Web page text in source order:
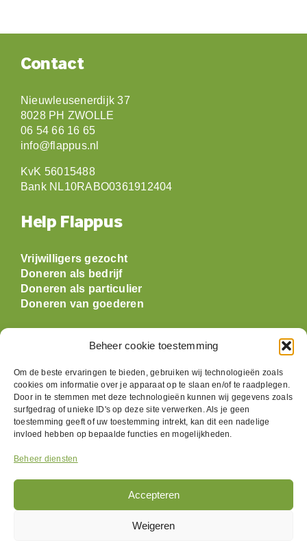
Beheer cookie toestemming
Om de beste ervaringen te bieden, gebruiken wij technologieën zoals
cookies om informatie over je apparaat op te slaan en/of te raadplegen.
Door in te stemmen met deze technologieën kunnen wij gegevens zoals
surfgedrag of unieke ID's op deze site verwerken. Als je geen
toestemming geeft of uw toestemming intrekt, kan dit een nadelige
invloed hebben op bepaalde functies en mogelijkheden.
Beheer diensten
Accepteren
Weigeren
Contact
Nieuwleusenerdijk 37
8028 PH ZWOLLE
06 54 66 16 65
info@flappus.nl
KvK 56015488
Bank NL10RABO0361912404
Help Flappus
Vrijwilligers gezocht
Doneren als bedrijf
Doneren als particulier
Doneren van goederen
Openingstijden
Maandag: gesloten
Dinsdag:09:30 t/m 17:00
Woensdag:09:30 t/m 17:00
Donderdag:09:30 t/m 17:00
Vrijdag:09:30 t/m 17:00
Zondag: gesloten
Volg ons